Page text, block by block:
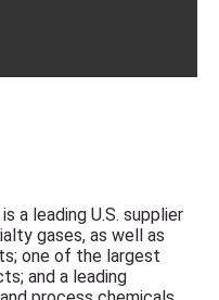
a leading U.S. supplier
gases, as well as
one of the largest
and a leading